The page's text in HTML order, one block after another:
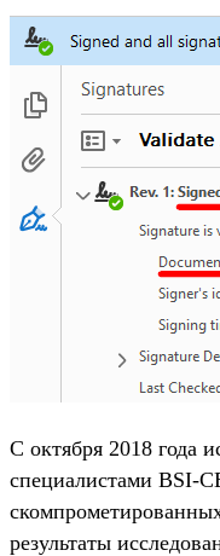
С октября 2018 года
специалистами BSI-
результаты